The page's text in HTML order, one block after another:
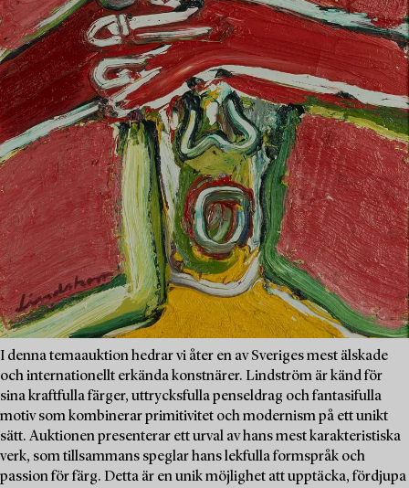
I denna temaauktion hedrar vi åter en av Sveriges mest älskade
och internationellt erkända konstnärer. Lindström är känd för
sina kraftfulla färger, uttrycksfulla penseldrag och fantasifulla
motiv som kombinerar primitivitet och modernism på ett unikt
sätt. Auktionen presenterar ett urval av hans mest karakteristiska
verk, som tillsammans speglar hans lekfulla formspråk och
passion för färg. Detta är en unik möjlighet att upptäcka, fördjupa